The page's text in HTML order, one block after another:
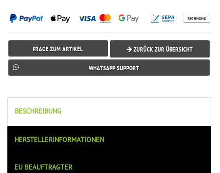
FRAGE ZUM ARTIKEL ZURÜCK ZUR ÜBERSICHT
WHATSAPP SUPPORT
BESCHREIBUNG
HERSTELLERINFORMATIONEN
EU BEAUFTRAGTER